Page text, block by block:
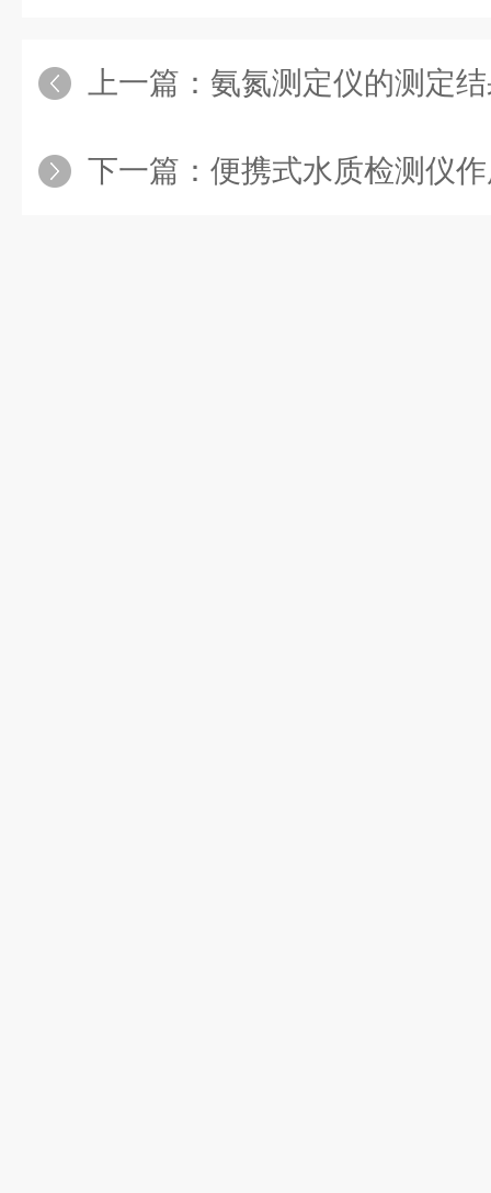
上一篇： 氨氮测定仪的测定
下一篇： 便携式水质检测仪